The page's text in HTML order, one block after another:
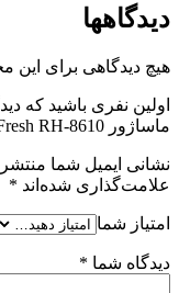
دیدگاهها
هیچ دیدگاهی برای
اولین نفری باشید که
ماساژور My Fresh RH-8610”
نشانی ایمیل شما
علامت‌گذاری شده‌اند *
امتیاز شما
دیدگاه شما *